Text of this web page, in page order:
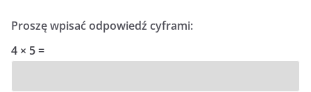
Proszę wpisać odpowiedź cyframi:
4 × 5 =